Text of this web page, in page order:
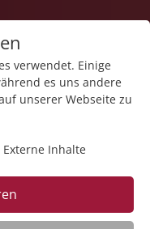
Pflege
verwendet. Einige
es uns andere
unserer Webseite zu
Externe Inhalte